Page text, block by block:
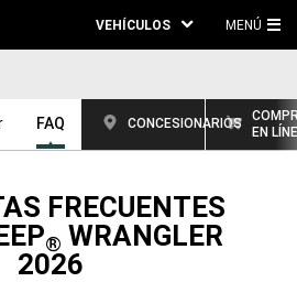
VEHÍCULOS MENÚ
FAQ CONCESIONARIOS
EN
FRECUENTES
® WRANGLER
2026